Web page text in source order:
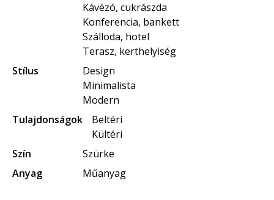
Kávézó, cukrászda
Konferencia, bankett
Szálloda, hotel
Terasz, kerthelyiség
Stílus
Design
Minimalista
Modern
Tulajdonságok
Beltéri
Kültéri
Szín
Szürke
Anyag
Műanyag